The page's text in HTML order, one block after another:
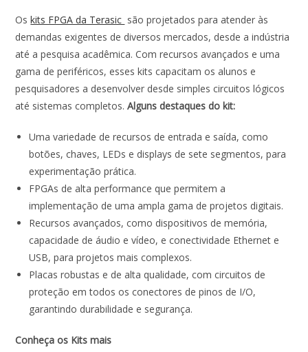
Oskits FPGA da Terasic são projetados para atender às
demandas exigentes de diversos mercados, desde a indústria
até a pesquisa acadêmica. Com recursos avançados e uma
gama de periféricos, esses kits capacitam os alunos e
pesquisadores a desenvolver desde simples circuitos lógicos
até sistemas completos.Alguns destaques do kit:
Uma variedade de recursos de entrada e saída, como
botões, chaves, LEDs e displays de sete segmentos, para
experimentação prática.
FPGAs de alta performance que permitem a
implementação de uma ampla gama de projetos digitais.
Recursos avançados, como dispositivos de memória,
capacidade de áudio e vídeo, e conectividade Ethernet e
USB, para projetos mais complexos.
Placas robustas e de alta qualidade, com circuitos de
proteção em todos os conectores de pinos de I/O,
garantindo durabilidade e segurança.
Conheça os Kits mais